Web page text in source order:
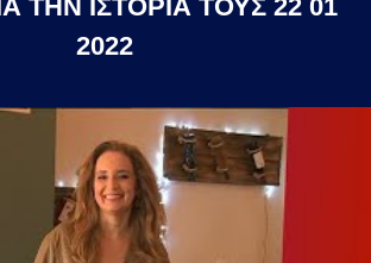
ΤΗΝ ΙΣΤΟΡΙΑ ΤΟΥΣ 22 01
2022